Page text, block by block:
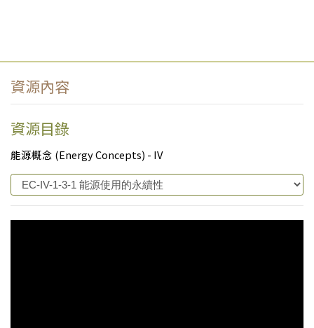
資源內容
資源目錄
能源概念 (Energy Concepts) - IV